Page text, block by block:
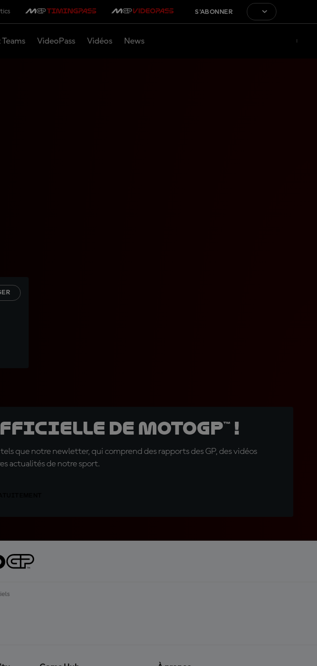
S'ABONNER
VideoPass Vidéos News
de MotoGP™ !
que notre newletter, qui comprend des rapports des GP, des vidéos
actualités de notre sport.